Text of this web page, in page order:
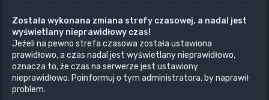
Została wykonana zmiana strefy czasowej, a nadal jest
wyświetlany nieprawidłowy czas!
Jeżeli na pewno strefa czasowa została ustawiona
prawidłowo, a czas nadal jest wyświetlany nieprawidłowo,
oznacza to, że czas na serwerze jest ustawiony
nieprawidłowo. Poinformuj o tym administratora, by naprawił
problem.